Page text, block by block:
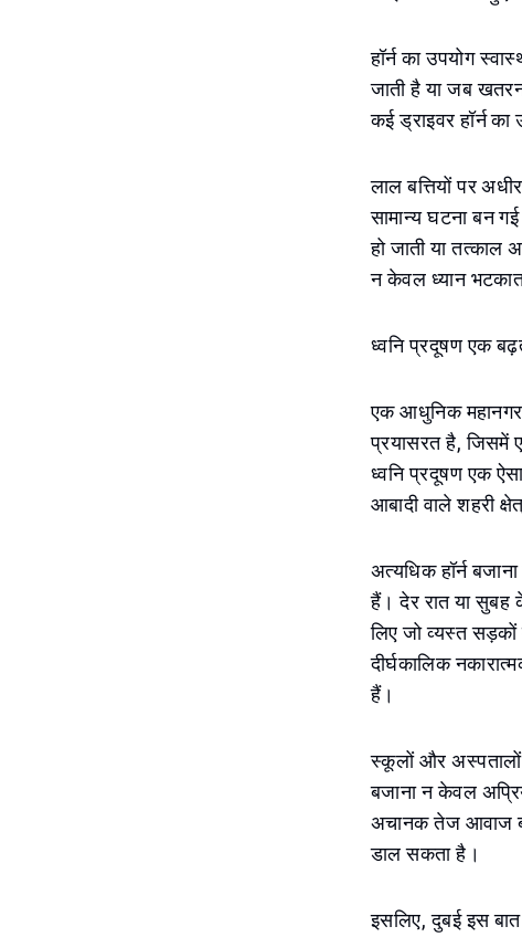
हॉर्न का उपयोग
जाती है या जब
कई ड्राइवर हॉर्न
लाल बत्तियों पर
सामान्य घटना बन
हो जाती या
न केवल ध्यान
ध्वनि प्रदूषण एक
एक आधुनिक महानगर
प्रयासरत है, जिसमें
ध्वनि प्रदूषण एक
आबादी वाले शहरी
अत्यधिक हॉर्न
हैं। देर रात या सुबह
लिए जो व्यस्त
दीर्घकालिक
हैं।
स्कूलों और अस्पतालों
बजाना न केवल
अचानक तेज आवाज
डाल सकता है।
इसलिए, दुबई इस